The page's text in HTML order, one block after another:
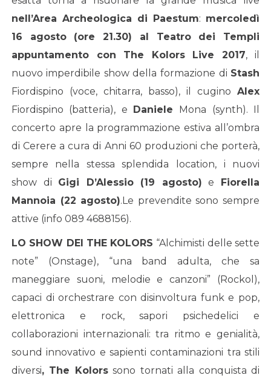
nell’Area Archeologica di Paestum: mercoledì
16 agosto (ore 21.30) al Teatro dei Templi
appuntamento con
The Kolors Live 2017, il
nuovo imperdibile show della formazione di Stash
Fiordispino (voce, chitarra, basso), il cuginoAlex
Fiordispino (batteria), e Daniele Mona (synth). Il
concerto apre la programmazione estiva all’ombra
di Cerere a cura di Anni 60 produzioni che porterà,
sempre nella stessa splendida location, i nuovi
show di Gigi D’Alessio (19 agosto) e Fiorella
Mannoia (22 agosto).Le prevendite sono sempre
attive (info 089 4688156).
LO SHOW DEI THE KOLORS “Alchimisti delle sette
note” (Onstage), “una band adulta, che sa
maneggiare suoni, melodie e canzoni” (Rockol),
capaci di orchestrare con disinvoltura funk e pop,
elettronica e rock, sapori psichedelici e
collaborazioni internazionali: tra ritmo e genialità,
sound innovativo e sapienti contaminazioni tra stili
diversi, The Kolorssono tornati alla conquista di